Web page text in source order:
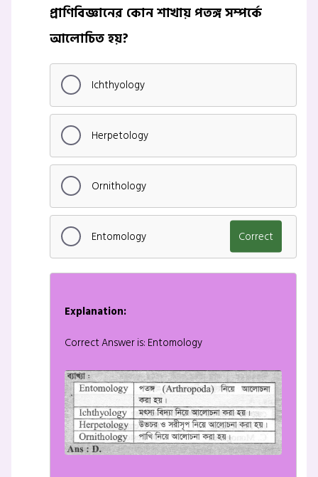
প্রাণিবিজ্ঞানের কোন শাখায় পতঙ্গ সম্পর্কে
আলোচিত হয়?
Ichthyology
Herpetology
Ornithology
Entomology Correct
Explanation:
Correct Answer is: Entomology